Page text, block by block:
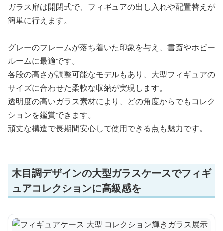
ガラス扉は開閉式で、フィギュアの出し入れや配置替えが
簡単に行えます。
グレーのフレームが落ち着いた印象を与え、書斎やホビー
ルームに最適です。
各段の高さが調整可能なモデルもあり、大型フィギュアの
サイズに合わせた柔軟な収納が実現します。
透明度の高いガラス素材により、どの角度からでもコレク
ションを鑑賞できます。
頑丈な構造で長期間安心して使用できる点も魅力です。
木目調デザインの大型ガラスケースでフィギ
ュアコレクションに高級感を